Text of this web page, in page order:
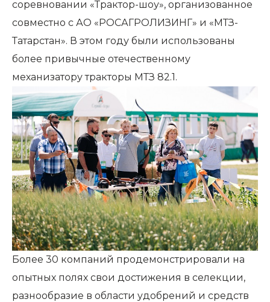
соревновании «Трактор-шоу», организованное
совместно с АО «РОСАГРОЛИЗИНГ» и «МТЗ-
Татарстан». В этом году были использованы
более привычные отечественному
механизатору тракторы МТЗ 82.1.
Более 30 компаний продемонстрировали на
опытных полях свои достижения в селекции,
разнообразие в области удобрений и средств